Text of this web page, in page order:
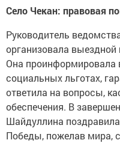
Село Чекан: правовая
Руководитель
организовала
Она проинформировала
социальных льготах,
ответила на вопросы,
обеспечения. В
Шайдуллина
Победы, пожелав мира,